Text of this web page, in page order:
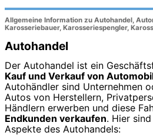
Allgemeine Information zu Autohandel,
Karosseriebauer, Karosseriespengler,
Autohandel
Der Autohandel ist ein
Kauf und Verkauf von
Autohändler sind Unternehmen
Autos von Herstellern,
Händlern erwerben und diese
Endkunden verkaufen. Hier
Aspekte des Autohandels: